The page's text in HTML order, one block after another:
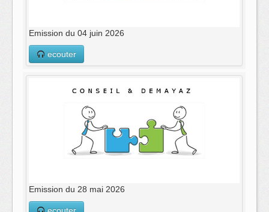
Emission du 04 juin 2026
ecouter
Emission du 28 mai 2026